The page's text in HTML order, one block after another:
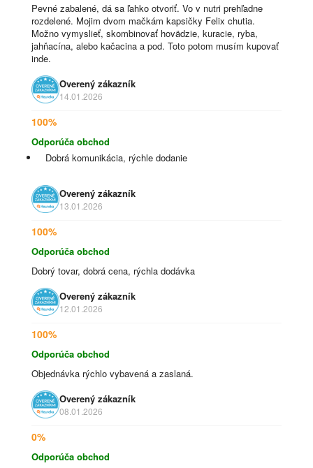
Pevné zabalené, dá sa ľahko otvoriť. Vo v nutri prehľadne
rozdelené. Mojim dvom mačkám kapsičky Felix chutia.
Možno vymyslieť, skombinovať hovädzie, kuracie, ryba,
jahňacína, alebo kačacina a pod. Toto potom musím kupovať
inde.
Overený zákazník
14.01.2026
100%
Odporúča obchod
Dobrá komunikácia, rýchle dodanie
Overený zákazník
13.01.2026
100%
Odporúča obchod
Dobrý tovar, dobrá cena, rýchla dodávka
Overený zákazník
12.01.2026
100%
Odporúča obchod
Objednávka rýchlo vybavená a zaslaná.
Overený zákazník
08.01.2026
0%
Odporúča obchod